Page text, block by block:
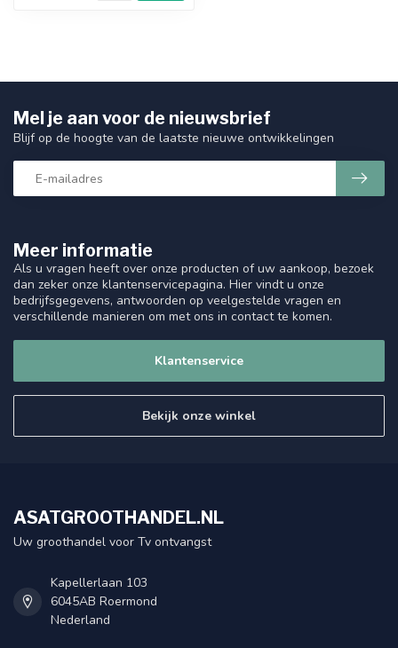
Meer informatie
Als u vragen heeft over onze producten of uw aankoop, bezoek
dan zeker onze klantenservicepagina. Hier vindt u onze
bedrijfsgegevens, antwoorden op veelgestelde vragen en
verschillende manieren om met ons in contact te komen.
Klantenservice
Bekijk onze winkel
Mel je aan voor de nieuwsbrief
Blijf op de hoogte van de laatste nieuwe ontwikkelingen
ASATGROOTHANDEL.NL
Uw groothandel voor Tv ontvangst
Kapellerlaan 103
6045AB Roermond
Nederland